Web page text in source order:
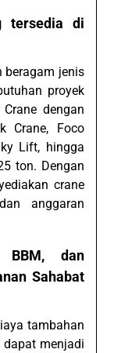
tersedia di
beragam jenis
proyek
dengan
Crane, Foco
Lift, hingga
ton. Dengan
crane
anggaran
BBM, dan
Sahabat
tambahan
dapat menjadi